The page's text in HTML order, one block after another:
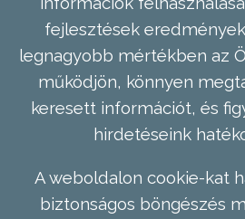
fejlesztések
legnagyobb mértékben az
működjön, könnyen
keresett információt, és
hirdetéseink
A weboldalon cookie-kat
biztonságos böngészés